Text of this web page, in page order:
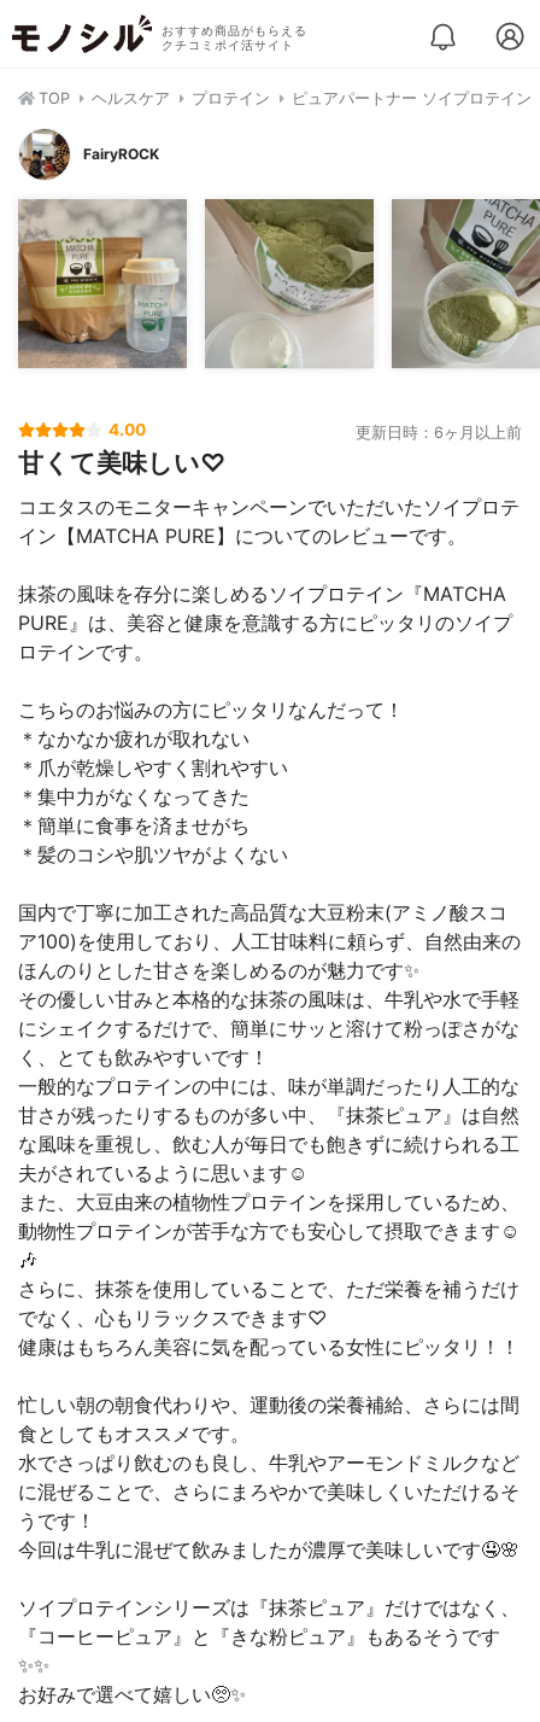
おすすめ商品がもらえる
クチコミポイ活サイト
TOP ヘルスケア プロテイン ピュアパートナー ソイプロテイン
FairyROCK
4.00 更新日時：6ヶ月以上前
甘くて美味しい♡
コエタスのモニターキャンペーンでいただいたソイプロテ
イン【MATCHA PURE】についてのレビューです。
抹茶の風味を存分に楽しめるソイプロテイン『MATCHA
PURE』は、美容と健康を意識する方にピッタリのソイプ
ロテインです。
こちらのお悩みの方にピッタリなんだって！
＊なかなか疲れが取れない
＊爪が乾燥しやすく割れやすい
＊集中力がなくなってきた
＊簡単に食事を済ませがち
＊髪のコシや肌ツヤがよくない
国内で丁寧に加工された高品質な大豆粉末(アミノ酸スコ
ア100)を使用しており、人工甘味料に頼らず、自然由来の
ほんのりとした甘さを楽しめるのが魅力です✨
その優しい甘みと本格的な抹茶の風味は、牛乳や水で手軽
にシェイクするだけで、簡単にサッと溶けて粉っぽさがな
く、とても飲みやすいです！
一般的なプロテインの中には、味が単調だったり人工的な
甘さが残ったりするものが多い中、『抹茶ピュア』は自然
な風味を重視し、飲む人が毎日でも飽きずに続けられる工
夫がされているように思います☺︎
また、大豆由来の植物性プロテインを採用しているため、
動物性プロテインが苦手な方でも安心して摂取できます☺️
🎶
さらに、抹茶を使用していることで、ただ栄養を補うだけ
でなく、心もリラックスできます♡
健康はもちろん美容に気を配っている女性にピッタリ！！
忙しい朝の朝食代わりや、運動後の栄養補給、さらには間
食としてもオススメです。
水でさっぱり飲むのも良し、牛乳やアーモンドミルクなど
に混ぜることで、さらにまろやかで美味しくいただけるそ
うです！
今回は牛乳に混ぜて飲みましたが濃厚で美味しいです🤤🌸
ソイプロテインシリーズは『抹茶ピュア』だけではなく、
『コーヒーピュア』と『きな粉ピュア』もあるそうです
✨✨
お好みで選べて嬉しい🥺✨